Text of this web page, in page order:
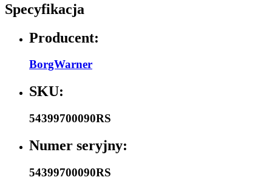
Specyfikacja
Producent:
BorgWarner
SKU:
54399700090RS
Numer seryjny:
54399700090RS